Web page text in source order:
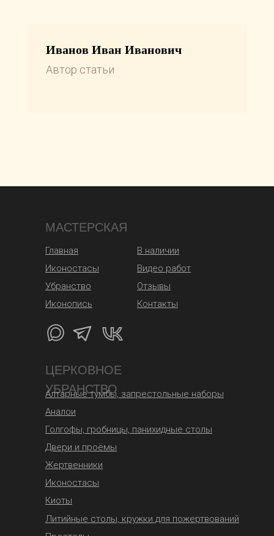
Иванов Иван Иванович
Автор статьи
МАСТЕРСКАЯ
Главная
Иконостасы
Убранство
Видео работ
Отзывы
Контакты
ЦЕРКОВНОЕ
УБРАНСТВО
Алтарные тумбы, запрестольные наборы
Иконопись
В наличии
Аналои
Голгофы, гробницы, панихидные столы
Двери и проёмы
Жертвенники
Иконостасы
Киоты
Литийные столы, кружки для пожертвований